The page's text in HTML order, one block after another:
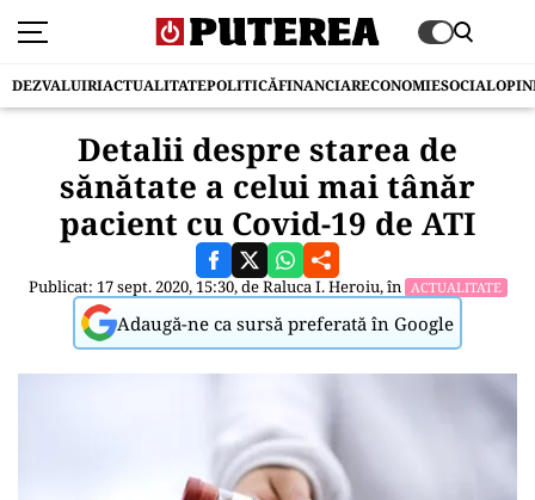
DEZVALUIRIACTUALITATEPOLITICĂFINANCIARECONOMIESOCIAL
Detalii despre starea de
sănătate a celui mai tânăr
pacient cu Covid-19 de ATI
Publicat: 17 sept. 2020, 15:30, deRaluca I. Heroiu, în ACTUALITATE
Adaugă-ne ca sursă preferată în Google